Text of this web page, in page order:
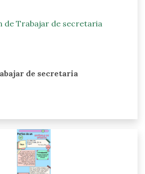
de secretaria